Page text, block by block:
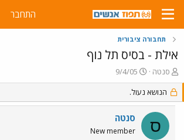
התחבר
תחבורה ציבורית
אילת - בסיס תל נוף
פ
ו
ת
ח
נ
סנטה
פ
ו
ר
ס
ם
ב
ת
9/4/05
הנושא נעול.
ס סנטה
New member